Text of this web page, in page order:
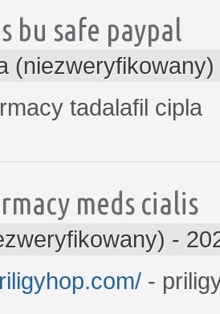
bu safe paypal
(niezweryfikowany)
tadalafil cipla
meds cialis
-
-